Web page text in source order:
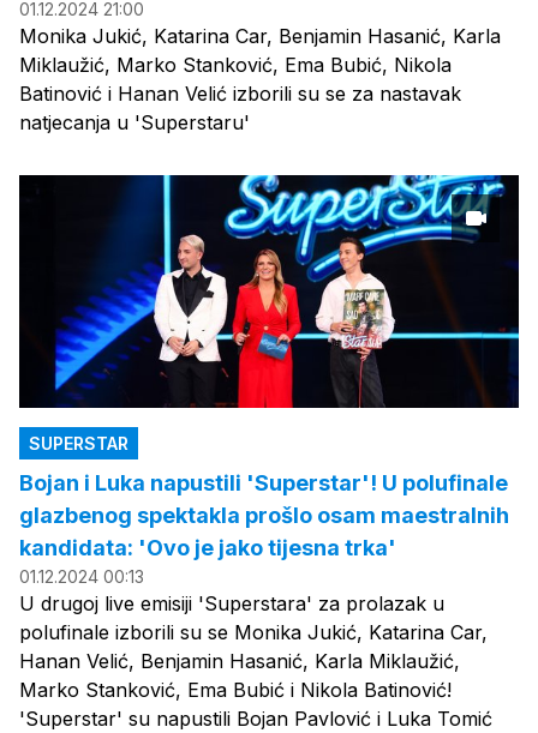
01.12.2024 21:00
Monika Jukić, Katarina Car, Benjamin Hasanić, Karla
Miklaužić, Marko Stanković, Ema Bubić, Nikola
Batinović i Hanan Velić izborili su se za nastavak
natjecanja u 'Superstaru'
SUPERSTAR
Bojan i Luka napustili 'Superstar'! U polufinale
glazbenog spektakla prošlo osam maestralnih
kandidata: 'Ovo je jako tijesna trka'
01.12.2024 00:13
U drugoj live emisiji 'Superstara' za prolazak u
polufinale izborili su se Monika Jukić, Katarina Car,
Hanan Velić, Benjamin Hasanić, Karla Miklaužić,
Marko Stanković, Ema Bubić i Nikola Batinović!
'Superstar' su napustili Bojan Pavlović i Luka Tomić